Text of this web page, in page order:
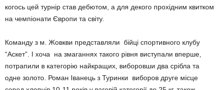
когось цей турнір став дебютом, а для декого прохідним квитком
на чемпіонати Європи та світу.
Команду з м. Жовкви представляли бійці спортивного клубу
“Аскет”. І хоча на змаганнях такого рівня виступали вперше,
потрапили в категорію найкращих, виборовши два срібла та
одне золото. Роман Іванець з Туринки виборов друге місце